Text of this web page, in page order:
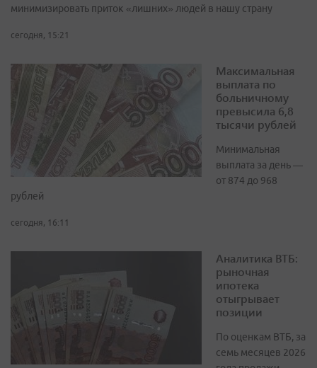
минимизировать приток «лишних» людей в нашу страну
сегодня, 15:21
Максимальная
выплата по
больничному
превысила 6,8
тысячи рублей
Минимальная
выплата за день —
от 874 до 968
рублей
сегодня, 16:11
Аналитика ВТБ:
рыночная
ипотека
отыгрывает
позиции
По оценкам ВТБ, за
семь месяцев 2026